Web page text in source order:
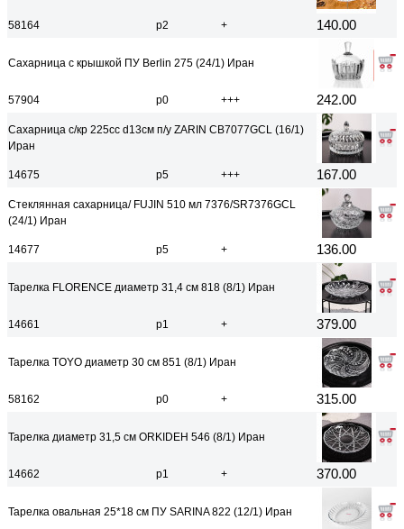
58164 р2 + 140.00
Сахарница с крышкой ПУ Berlin 275 (24/1) Иран
57904 р0 +++ 242.00
Сахарница с/кр 225сс d13см п/у ZARIN CB7077GCL (16/1)
Иран
14675 р5 +++ 167.00
Стеклянная сахарница/ FUJIN 510 мл 7376/SR7376GCL
(24/1) Иран
14677 р5 + 136.00
Тарелка FLORENCE диаметр 31,4 см 818 (8/1) Иран
14661 р1 + 379.00
Тарелка TOYO диаметр 30 см 851 (8/1) Иран
58162 р0 + 315.00
Тарелка диаметр 31,5 см ORKIDEH 546 (8/1) Иран
14662 р1 + 370.00
Тарелка овальная 25*18 см ПУ SARINA 822 (12/1) Иран